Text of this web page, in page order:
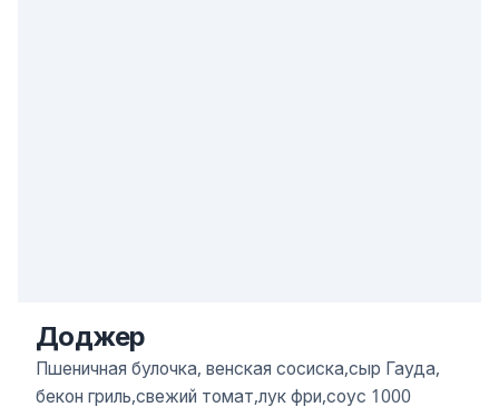
Доджер
Пшеничная булочка, венская сосиска,сыр Гауда,
бекон гриль,свежий томат,лук фри,соус 1000